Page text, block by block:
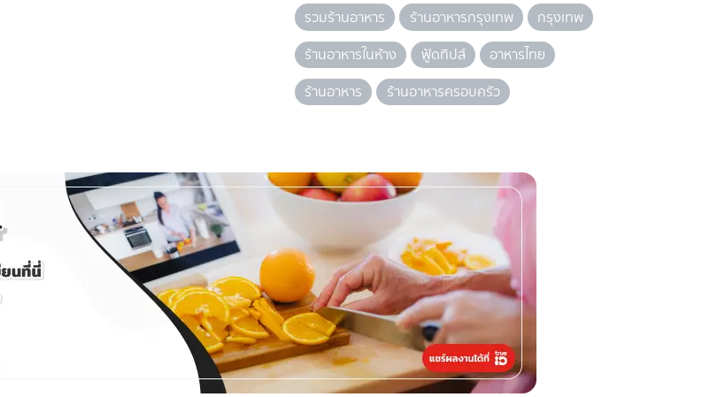
รวมร้านอาหาร
ร้านอาหารกรุงเทพ
กรุงเทพ
ร้านอาหารในห้าง
ฟู้ดทิปส์
อาหารไทย
ร้านอาหาร
ร้านอาหารครอบครัว